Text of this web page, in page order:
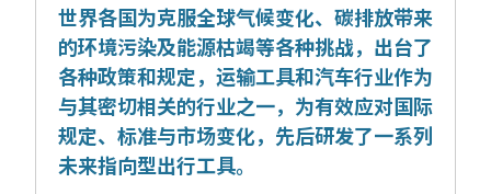
世界各国为克服全球气候变化、碳排放带来
的环境污染及能源枯竭等各种挑战，出台了
各种政策和规定，运输工具和汽车行业作为
与其密切相关的行业之一，为有效应对国际
规定、标准与市场变化，先后研发了一系列
未来指向型出行工具。